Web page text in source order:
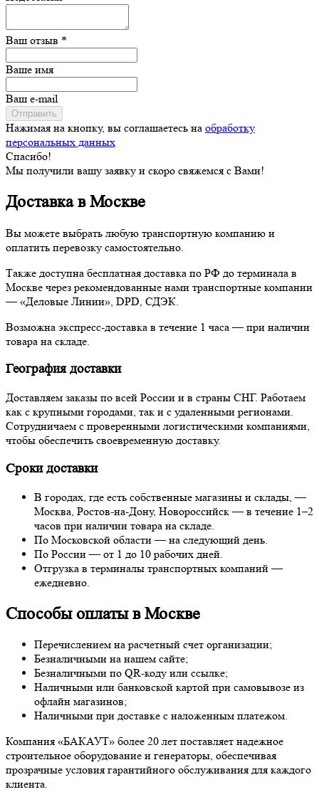
Ваш отзыв *
Ваше имя
Ваш e-mail
Отправить
Нажимая на кнопку, вы соглашаетесь на обработку
персональных данных
Спасибо!
Мы получили вашу заявку и скоро свяжемся с Вами!
Доставка в Москве
Вы можете выбрать любую транспортную компанию и
оплатить перевозку самостоятельно.
Также доступна бесплатная доставка по РФ до терминала в
Москве через рекомендованные нами транспортные компании
— «Деловые Линии», DPD, СДЭК.
Возможна экспресс-доставка в течение 1 часа — при наличии
товара на складе.
География доставки
Доставляем заказы по всей России и в страны СНГ. Работаем
как с крупными городами, так и с удаленными регионами.
Сотрудничаем с проверенными логистическими компаниями,
чтобы обеспечить своевременную доставку.
Сроки доставки
В городах, где есть собственные магазины и склады, —
Москва, Ростов-на-Дону, Новороссийск — в течение 1–2
часов при наличии товара на складе.
По Московской области — на следующий день.
По России — от 1 до 10 рабочих дней.
Отгрузка в терминалы транспортных компаний —
ежедневно.
Способы оплаты в Москве
Перечислением на расчетный счет организации;
Безналичными на нашем сайте;
Безналичными по QR-коду или ссылке;
Наличными или банковской картой при самовывозе из
офлайн магазинов;
Наличными при доставке с наложенным платежом.
Компания «БАКАУТ» более 20 лет поставляет надежное
строительное оборудование и генераторы, обеспечивая
прозрачные условия гарантийного обслуживания для каждого
клиента.